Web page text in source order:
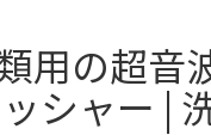
用の超音
シャー |